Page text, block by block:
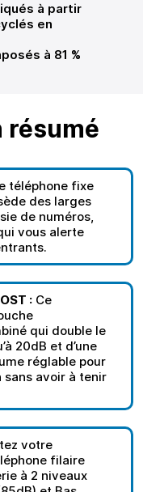
à partir
en
à 81 %
résumé
téléphone fixe
des larges
de numéros,
vous alerte
: Ce
qui double le
20dB et d’une
réglable pour
avoir à tenir
votre
filaire
à 2 niveaux